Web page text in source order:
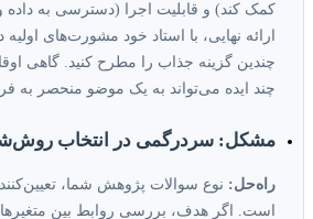
کمک کند) و قابلیت اجرا (دسترسی به داده و
ارائه نهایی، با استاد خود مشورت‌های اولیه
چندین گزینه جذاب را مطرح کنید. گاهی
چند ایده می‌تواند به یک موضو منحصر به
مشکل: سردرگمی در انتخاب
راه‌حل: نوع سوالات پژوهش شما،
است. اگر هدف، بررسی روابط بین متغیرها